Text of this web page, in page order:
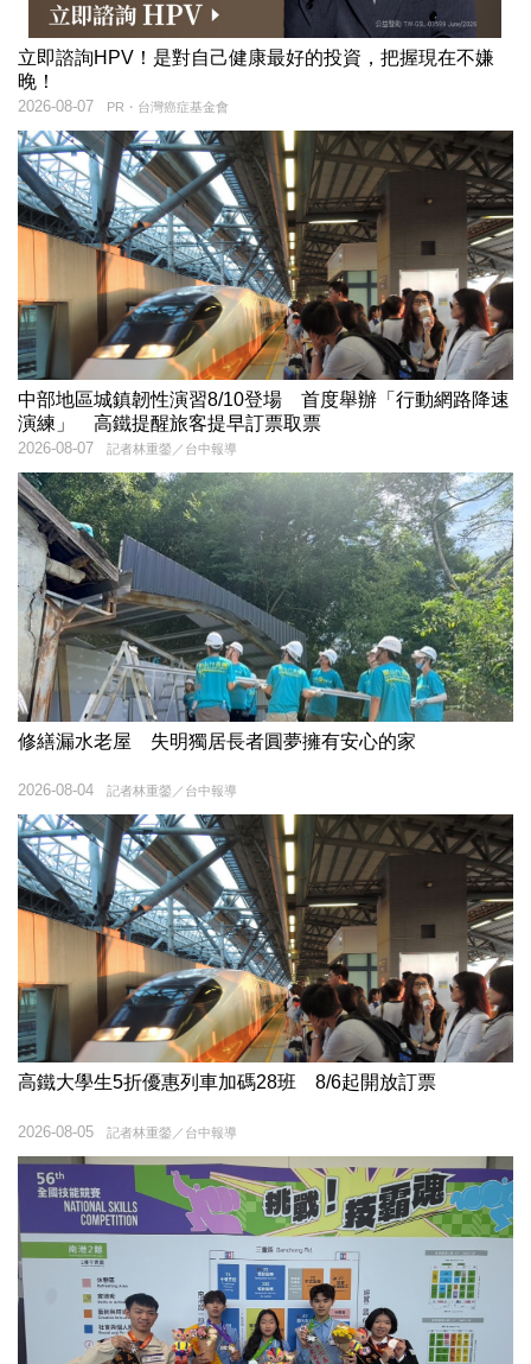
立即諮詢HPV！是對自己健康最好的投資，把握現在不嫌
晚！
PR・台灣癌症基金會
2026-08-07
中部地區城鎮韌性演習8/10登場 首度舉辦「行動網路降速
演練」 高鐵提醒旅客提早訂票取票
記者林重鎣／台中報導
2026-08-07
修繕漏水老屋 失明獨居長者圓夢擁有安心的家
記者林重鎣／台中報導
2026-08-04
高鐵大學生5折優惠列車加碼28班 8/6起開放訂票
記者林重鎣／台中報導
2026-08-05